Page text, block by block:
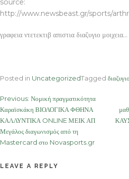
http://www.newsbeast.gr/sports/
γραφεια ντετεκτιβ απιστια διαζυγιο μοιχεια…
Posted in UncategorizedTagged διαζυγιο
Post
navigation
Previous: Νομική πραγματικότητα
Καραϊσκάκη ΒΙΟΛΟΓΙΚΑ ΦΘΗΝΑ
ΚΑΛΛΥΝΤΙΚΑ ONLINE ΜΕΙΚ ΑΠ
Μεγάλος διαγωνισμός από τη
Mastercard στο Novasports.gr
LEAVE A REPLY